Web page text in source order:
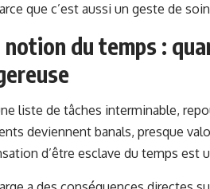
que c’est aussi un geste de
du temps :
liste de tâches interminable,
deviennent banals, presque
d’être esclave du temps est